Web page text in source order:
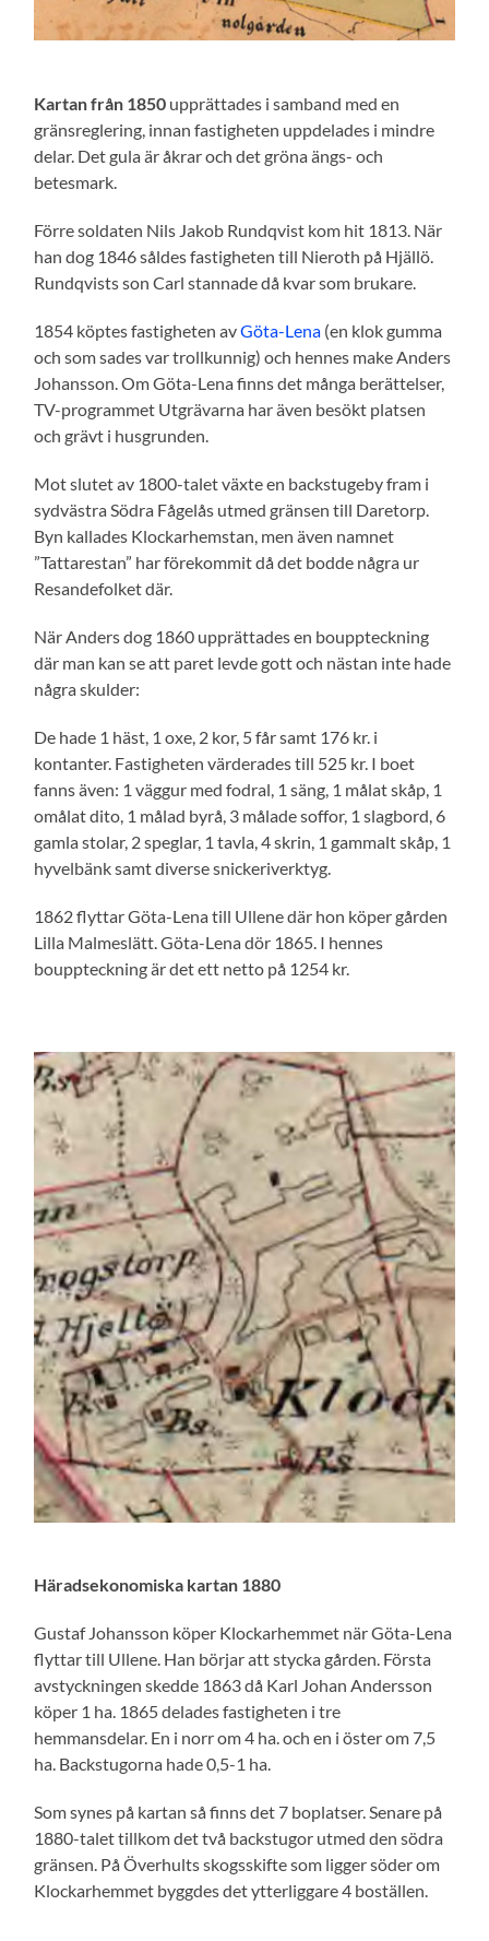
Kartan från 1850 upprättades i samband med en
gränsreglering, innan fastigheten uppdelades i mindre
delar. Det gula är åkrar och det gröna ängs- och
betesmark.
Förre soldaten Nils Jakob Rundqvist kom hit 1813. När
han dog 1846 såldes fastigheten till Nieroth på Hjällö.
Rundqvists son Carl stannade då kvar som brukare.
1854 köptes fastigheten avGöta-Lena (en klok gumma
och som sades var trollkunnig) och hennes make Anders
Johansson. Om Göta-Lena finns det många berättelser,
TV-programmet Utgrävarna har även besökt platsen
och grävt i husgrunden.
Mot slutet av 1800-talet växte en backstugeby fram i
sydvästra Södra Fågelås utmed gränsen till Daretorp.
Byn kallades Klockarhemstan, men även namnet
”Tattarestan” har förekommit då det bodde några ur
Resandefolket där.
När Anders dog 1860 upprättades en bouppteckning
där man kan se att paret levde gott och nästan inte hade
några skulder:
De hade 1 häst, 1 oxe, 2 kor, 5 får samt 176 kr. i
kontanter. Fastigheten värderades till 525 kr. I boet
fanns även: 1 väggur med fodral, 1 säng, 1 målat skåp, 1
omålat dito, 1 målad byrå, 3 målade soffor, 1 slagbord, 6
gamla stolar, 2 speglar, 1 tavla, 4 skrin, 1 gammalt skåp, 1
hyvelbänk samt diverse snickeriverktyg.
1862 flyttar Göta-Lena till Ullene där hon köper gården
Lilla Malmeslätt. Göta-Lena dör 1865. I hennes
bouppteckning är det ett netto på 1254 kr.
Häradsekonomiska kartan 1880
Gustaf Johansson köper Klockarhemmet när Göta-Lena
flyttar till Ullene. Han börjar att stycka gården. Första
avstyckningen skedde 1863 då Karl Johan Andersson
köper 1 ha. 1865 delades fastigheten i tre
hemmansdelar. En i norr om 4 ha. och en i öster om 7,5
ha. Backstugorna hade 0,5-1 ha.
Som synes på kartan så finns det 7 boplatser. Senare på
1880-talet tillkom det två backstugor utmed den södra
gränsen. På Överhults skogsskifte som ligger söder om
Klockarhemmet byggdes det ytterliggare 4 boställen.